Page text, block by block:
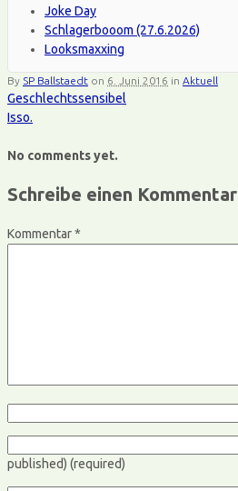
Joke Day
Schlagerbooom (27.6.2026)
Looksmaxxing
By SP Ballstaedt on 6. Juni 2016 in Aktuell
Geschlechtssensibel
Isso.
No comments yet.
Schreibe einen Kommentar
Kommentar*
published) (required)